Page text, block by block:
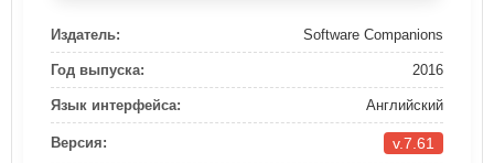
Издатель: Software Companions
Год выпуска: 2016
Язык интерфейса: Английский
Версия: v.7.61